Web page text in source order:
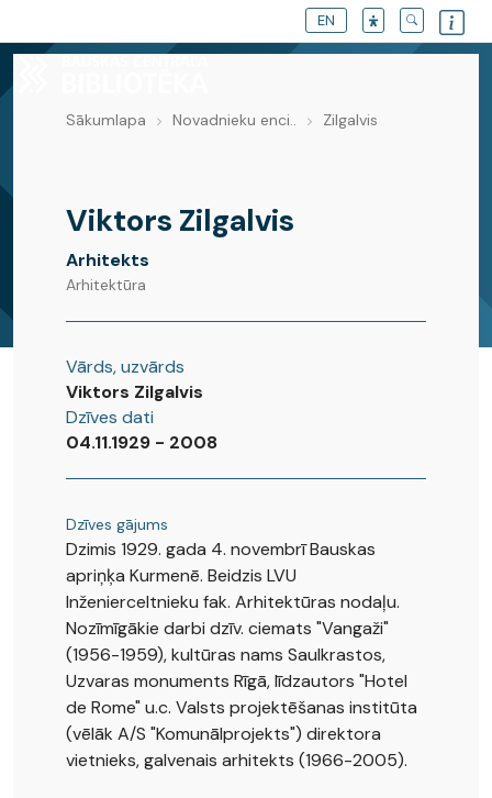
EN
Novadnieku enciklopēdija
Sākumlapa Novadnieku enci.. Zilgalvis
Viktors Zilgalvis
Arhitekts
Arhitektūra
Vārds, uzvārds
Viktors Zilgalvis
Dzīves dati
04.11.1929 - 2008
Dzīves gājums
Dzimis 1929. gada 4. novembrī Bauskas
apriņķa Kurmenē. Beidzis LVU
Inženierceltnieku fak. Arhitektūras nodaļu.
Nozīmīgākie darbi dzīv. ciemats "Vangaži"
(1956-1959), kultūras nams Saulkrastos,
Uzvaras monuments Rīgā, līdzautors "Hotel
de Rome" u.c. Valsts projektēšanas institūta
(vēlāk A/S "Komunālprojekts") direktora
vietnieks, galvenais arhitekts (1966-2005).